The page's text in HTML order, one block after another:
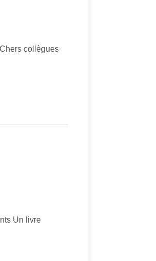
collègues
Un livre